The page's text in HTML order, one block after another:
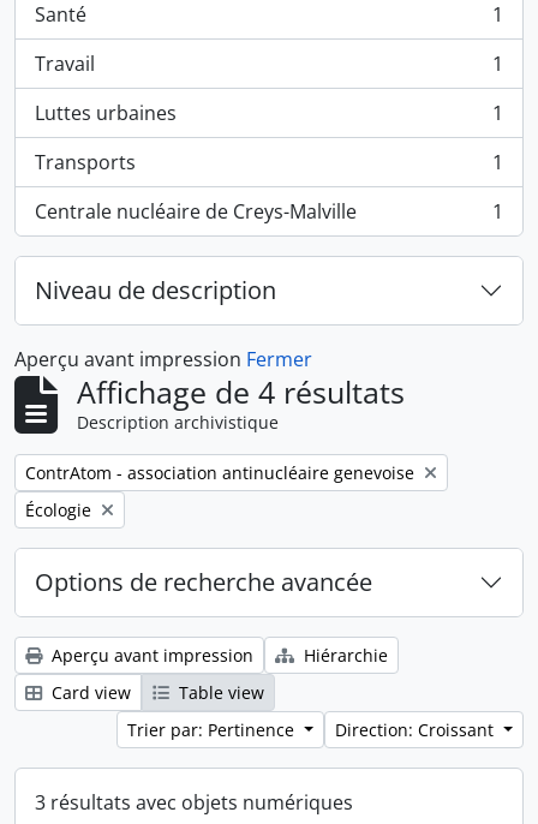
Santé
, 1 résultats
1
Travail
, 1 résultats
1
Luttes urbaines
, 1 résultats
1
Transports
, 1 résultats
1
Centrale nucléaire de Creys-Malville
, 1 résultats 1
Niveau de description
Aperçu avant impression Fermer
Affichage de 4 résultats
Description archivistique
Remove filter:
ContrAtom - association antinucléaire genevoise
Remove filter:
Écologie
Options de recherche avancée
Aperçu avant impression
Hiérarchie
Card view
Table view
Trier par: Pertinence
Direction: Croissant
3 résultats avec objets numériques